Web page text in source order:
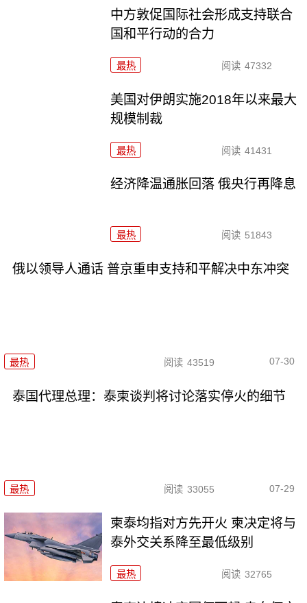
中方敦促国际社会形成支持联合
国和平行动的合力
最热 阅读 47332
美国对伊朗实施2018年以来最大
规模制裁
最热 阅读 41431
经济降温通胀回落 俄央行再降息
最热 阅读 51843
俄以领导人通话 普京重申支持和平解决中东冲突
最热 阅读 43519 07-30
泰国代理总理：泰柬谈判将讨论落实停火的细节
最热 阅读 33055 07-29
柬泰均指对方先开火 柬决定将与
泰外交关系降至最低级别
最热 阅读 32765